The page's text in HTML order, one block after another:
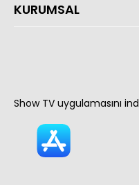
KURUMSAL
Show TV uygulamasını